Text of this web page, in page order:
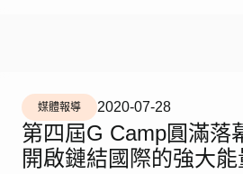
媒體報導 2020-07-28
第四屆G Camp圓滿落
開啟鏈結國際的強大能